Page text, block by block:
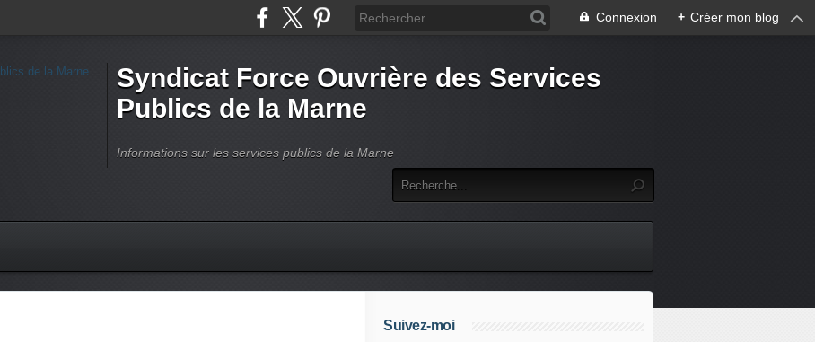
Connexion + Créer mon blog
Syndicat Force Ouvrière des Services
Publics de la Marne
Informations sur les services publics de la Marne
Suivez-moi